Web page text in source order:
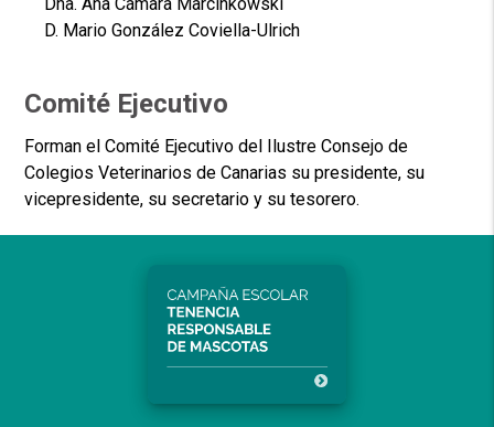
D. Mario González Coviella-Ulrich
Comité Ejecutivo
Forman el Comité Ejecutivo del Ilustre Consejo de
Colegios Veterinarios de Canarias su presidente, su
vicepresidente, su secretario y su tesorero.